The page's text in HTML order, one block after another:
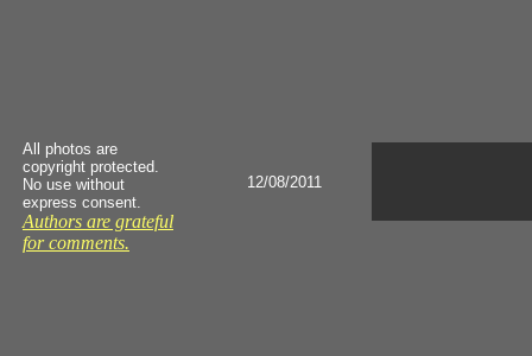
All photos are
copyright protected.
No use without
express consent.
Authors are grateful
for comments.
12/08/2011